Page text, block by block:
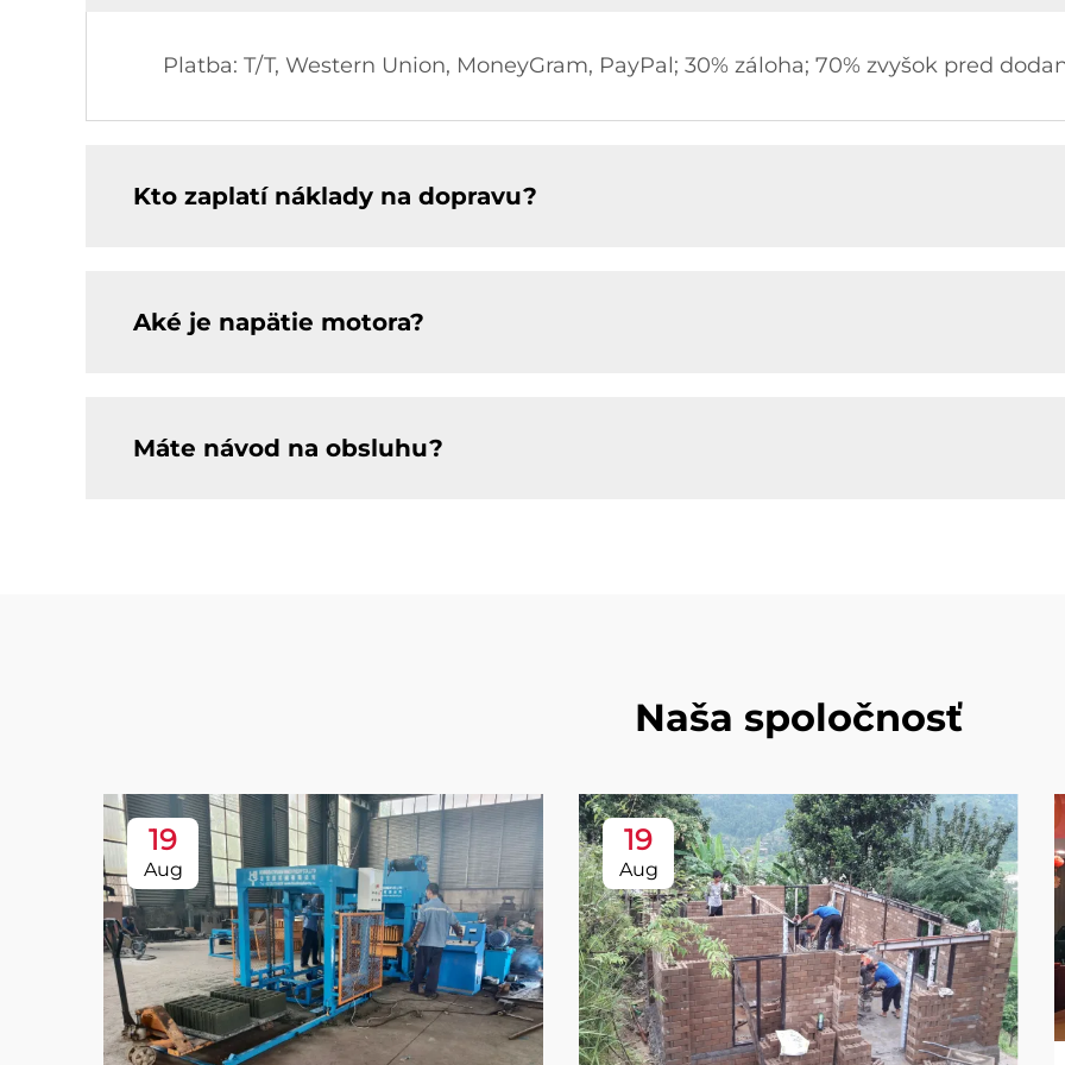
Platba: T/T, Western Union, MoneyGram, PayPal; 30% záloha; 70% zvyšok pred
Kto zaplatí náklady na dopravu?
Aké je napätie motora?
Máte návod na obsluhu?
Naša spoločnosť
19
Aug
19
Aug